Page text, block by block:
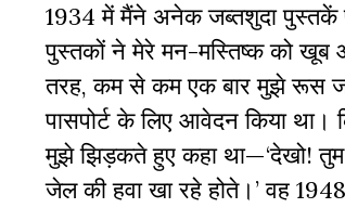
1934 में मैंने अनेक जब्तशुदा पुस्तकें
पुस्तकों ने मेरे मन-मस्तिष्क को खूब
तरह, कम से कम एक बार मुझे रूस
पासपोर्ट के लिए आवेदन किया
मुझे झिड़कते हुए कहा था—‘देखो!
जेल की हवा खा रहे होते।’ वह